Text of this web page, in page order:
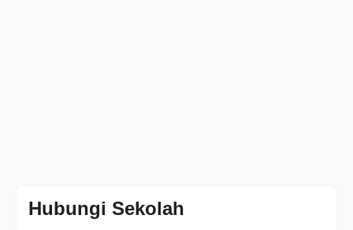
Hubungi Sekolah